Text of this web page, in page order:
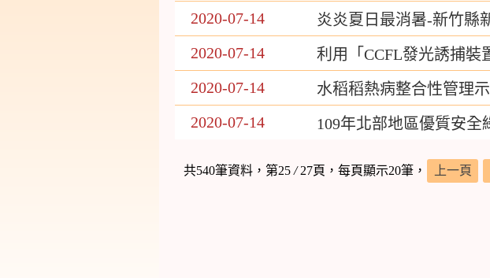
2020-07-14
炎炎夏日最消暑-新竹縣
2020-07-14
利用「CCFL發光誘捕裝
2020-07-14
水稻稻熱病整合性管理
2020-07-14
109年北部地區優質安
共540筆資料，第25 /27頁，每頁顯示20筆， 上一頁